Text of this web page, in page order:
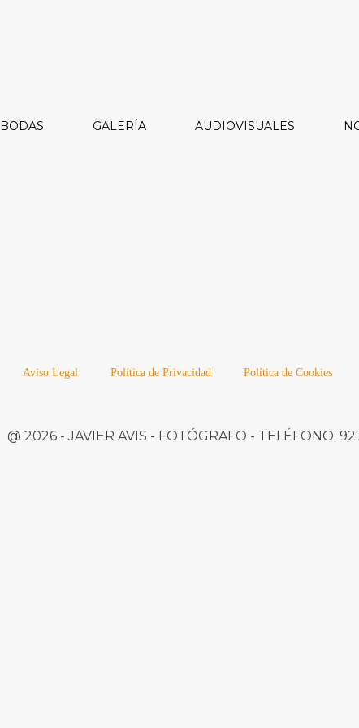
BODAS GALERÍA AUDIOVISUALES
Aviso Legal Política de Privacidad Política de Cookies
@ 2026 -JAVIER AVIS - FOTÓGRAFO - TELÉFONO: